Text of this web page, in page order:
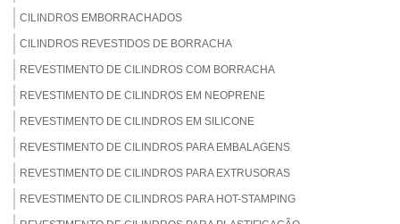
CILINDROS EMBORRACHADOS
CILINDROS REVESTIDOS DE BORRACHA
REVESTIMENTO DE CILINDROS COM BORRACHA
REVESTIMENTO DE CILINDROS EM NEOPRENE
REVESTIMENTO DE CILINDROS EM SILICONE
REVESTIMENTO DE CILINDROS PARA EMBALAGENS
REVESTIMENTO DE CILINDROS PARA EXTRUSORAS
REVESTIMENTO DE CILINDROS PARA HOT-STAMPING